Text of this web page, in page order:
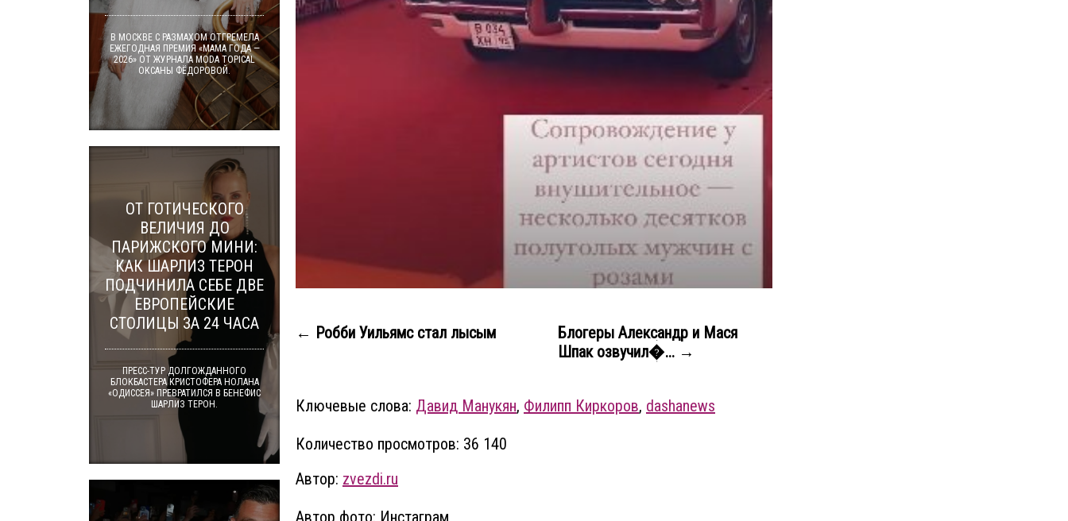
← Робби Уильямс стал лысым
Блогеры Александр и Мася
Шпак озвучил�... →
Ключевые слова: Давид Манукян, Филипп Киркоров, dashanews
Количество просмотров: 36 140
Автор: zvezdi.ru
В МОСКВЕ С РАЗМАХОМ ОТГРЕМЕЛА
ЕЖЕГОДНАЯ ПРЕМИЯ «МАМА ГОДА —
2026» ОТ ЖУРНАЛА MODA TOPICAL
ОКСАНЫ ФЁДОРОВОЙ.
ОТ ГОТИЧЕСКОГО
ВЕЛИЧИЯ ДО
ПАРИЖСКОГО МИНИ:
КАК ШАРЛИЗ ТЕРОН
ПОДЧИНИЛА СЕБЕ ДВЕ
ЕВРОПЕЙСКИЕ
СТОЛИЦЫ ЗА 24 ЧАСА
ПРЕСС-ТУР ДОЛГОЖДАННОГО
БЛОКБАСТЕРА КРИСТОФЕРА НОЛАНА
«ОДИССЕЯ» ПРЕВРАТИЛСЯ В БЕНЕФИС
ШАРЛИЗ ТЕРОН.